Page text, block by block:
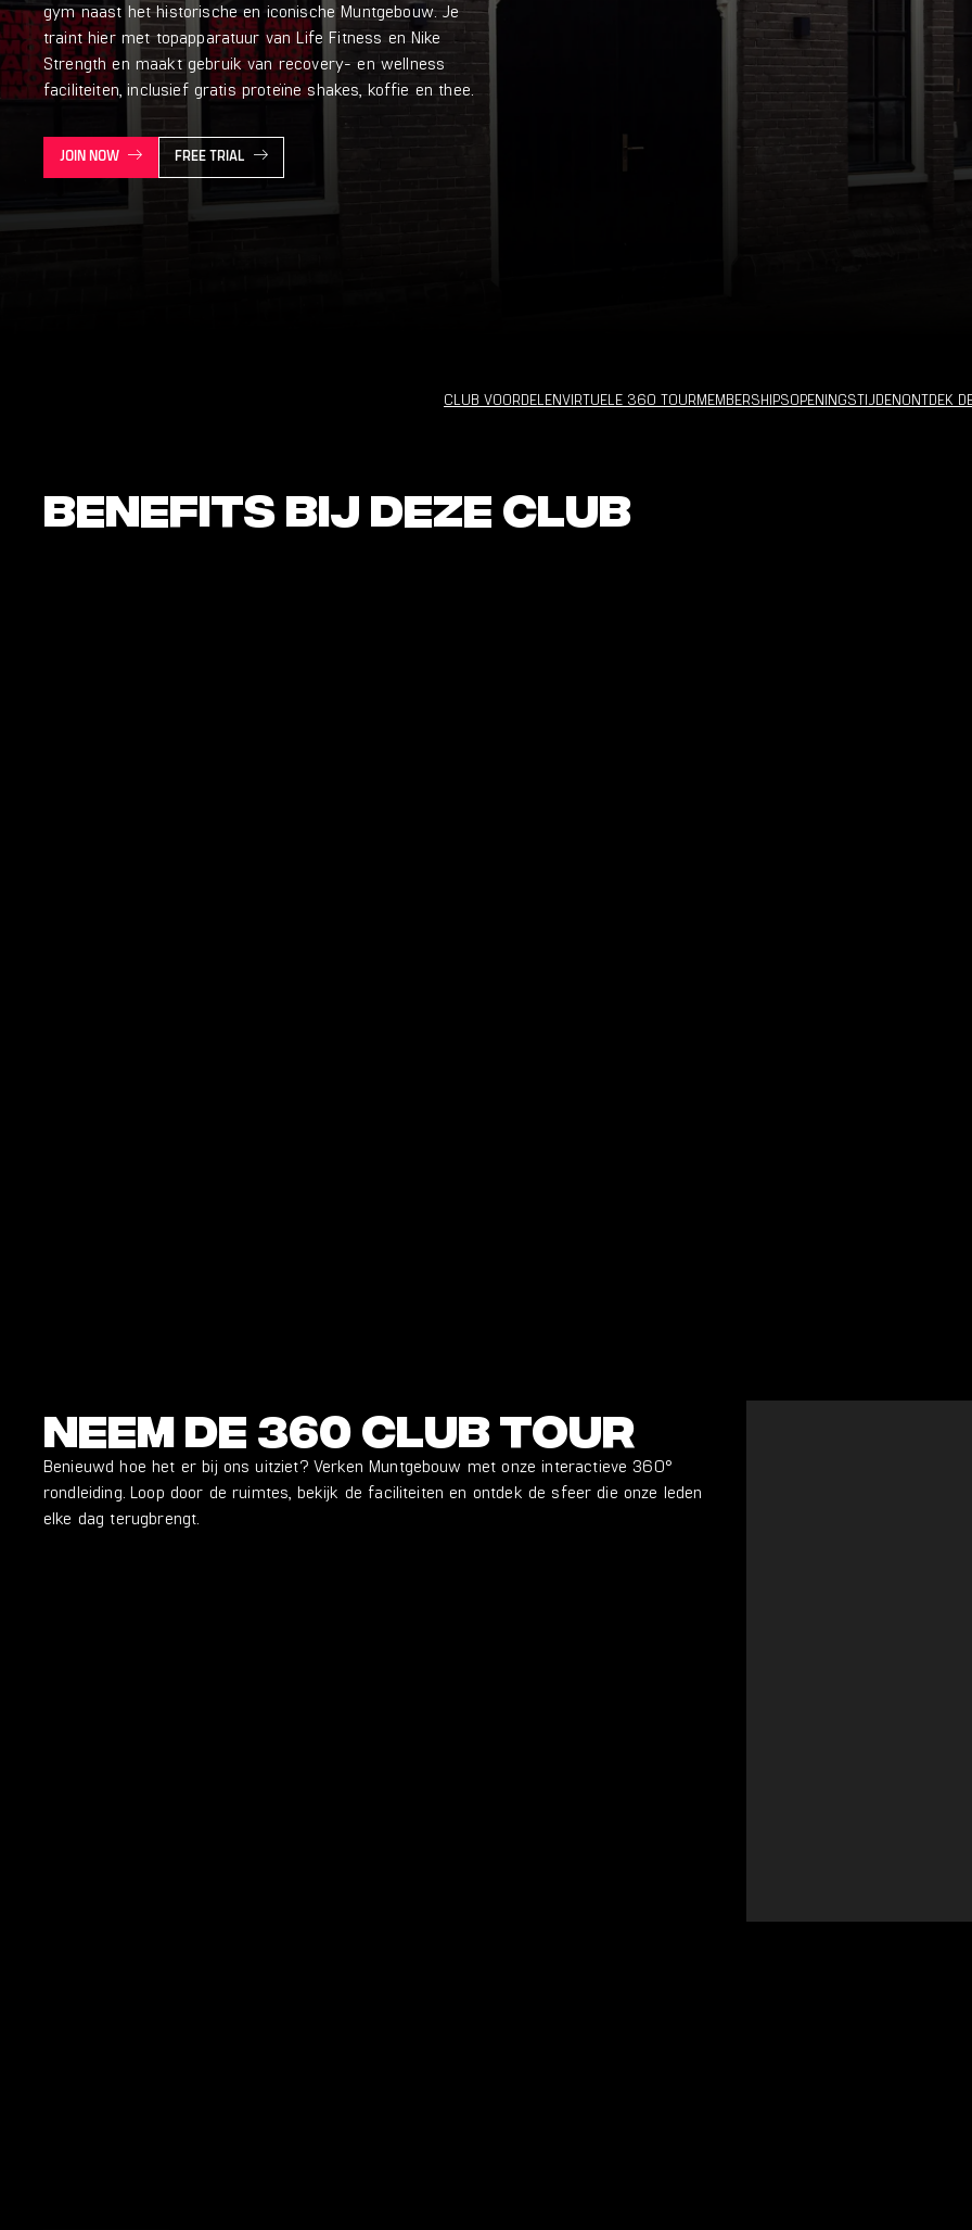
gym naast het historische en iconische Muntgebouw. Je
traint hier met topapparatuur van Life Fitness en Nike
Strength en maakt gebruik van recovery- en wellness
faciliteiten, inclusief gratis proteïne shakes, koffie en thee.
JOIN NOW FREE TRIAL
CLUB VOORDELENVIRTUELE 360 TOURMEMBERSHIPSOPENINGSTIJDENONTDEK
Benefits bij deze club
Neem de 360 Club Tour
Benieuwd hoe het er bij ons uitziet? Verken Muntgebouw met onze interactieve 360°
rondleiding. Loop door de ruimtes, bekijk de faciliteiten en ontdek de sfeer die onze leden
elke dag terugbrengt.